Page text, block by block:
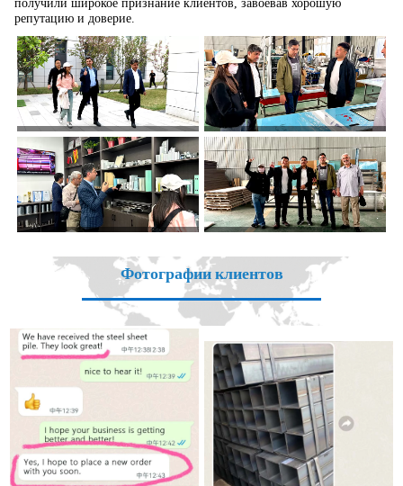
получили широкое признание клиентов, завоевав хорошую
репутацию и доверие.
Фотографии клиентов